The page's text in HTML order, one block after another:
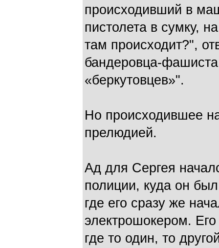
происходивший в
пистолета в сумку,
там происходит?",
бандеровца-
«беркутовцев»".
Но происходившее
прелюдией.
Ад для Сергея
полиции, куда он
где его сразу же
электрошокером. Его
где то один, то